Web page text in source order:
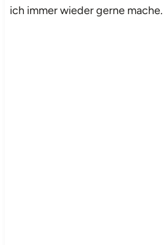
ich immer wieder gerne mache.